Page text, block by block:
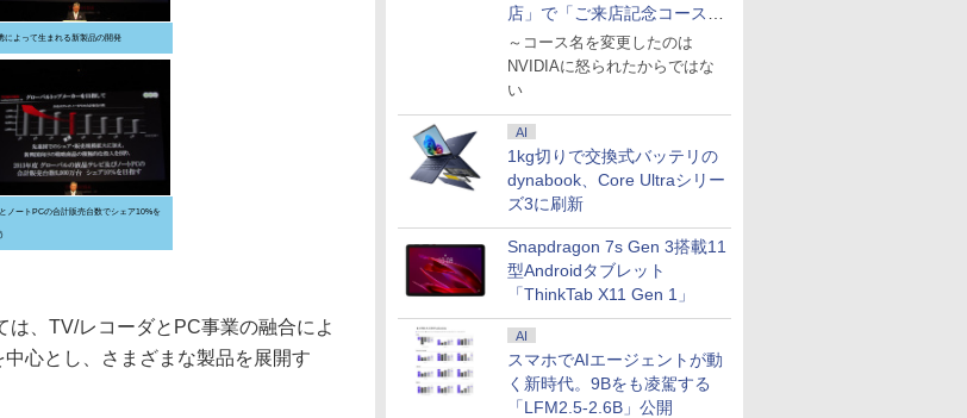
店」で「ご来店記念コース」
を娘と堪能
～コース名を変更したのは
NVIDIAに怒られたからではな
い
AI
1kg切りで交換式バッテリの
dynabook、Core Ultraシリー
ズ3に刷新
Snapdragon 7s Gen 3搭載11
型Androidタブレット
「ThinkTab X11 Gen 1」
AI
スマホでAIエージェントが動
く新時代。9Bをも凌駕する
「LFM2.5-2.6B」公開
によって生まれる新製品の開発
ノートPCの合計販売台数でシェア10%を
、TV/レコーダとPC事業の融合によ
心とし、さまざまな製品を展開す